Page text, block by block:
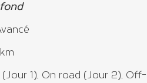
1), On road (Jour 2), Off-